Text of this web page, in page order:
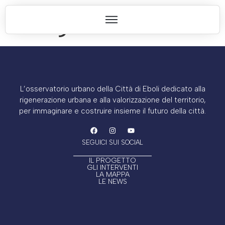
Categoria:Scuole
L’osservatorio urbano della Città di Eboli dedicato alla
rigenerazione urbana e alla valorizzazione del territorio,
per immaginare e costruire insieme il futuro della città.
SEGUICI SUI SOCIAL
IL PROGETTO
GLI INTERVENTI
LA MAPPA
LE NEWS